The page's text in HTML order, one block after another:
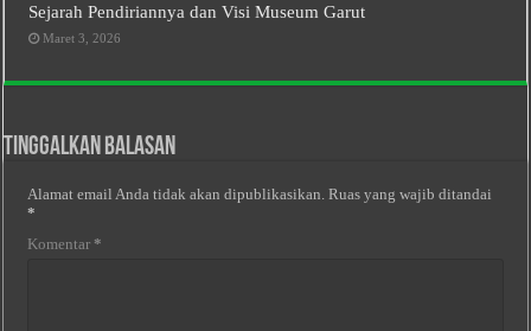
Sejarah Pendiriannya dan Visi Museum Garut
Maret 3, 2026
Tinggalkan Balasan
Alamat email Anda tidak akan dipublikasikan. Ruas yang wajib ditandai
*
Komentar *